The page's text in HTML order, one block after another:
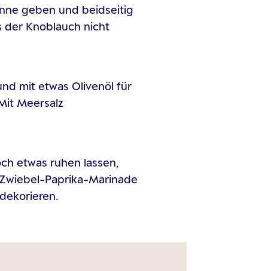
geben und beidseitig
der Knoblauch nicht
mit etwas Olivenöl für
Meersalz
etwas ruhen lassen,
Paprika-Marinade